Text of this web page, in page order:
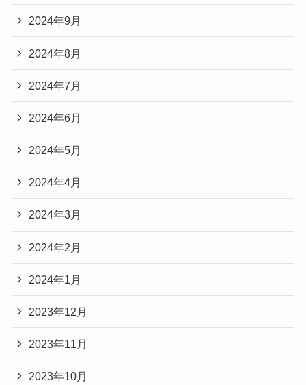
2024年9月
2024年8月
2024年7月
2024年6月
2024年5月
2024年4月
2024年3月
2024年2月
2024年1月
2023年12月
2023年11月
2023年10月